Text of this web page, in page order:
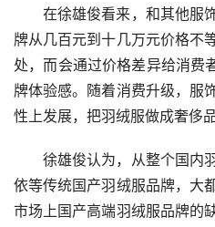
在徐雄俊看来，和其他服
牌从几百元到十几万元价格不
处，而会通过价格差异给消费
牌体验感。随着消费升级，服
性上发展，把羽绒服做成奢侈
徐雄俊认为，从整个国内
依等传统国产羽绒服品牌，大
市场上国产高端羽绒服品牌的